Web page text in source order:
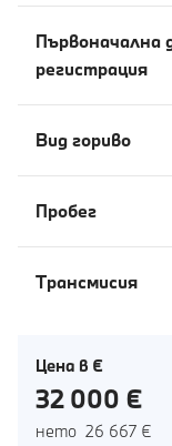
Първоначална
регистрация
Вид гориво
Пробег
Tрансмисия
Цена в €
32 000 €
нето 26 667 €